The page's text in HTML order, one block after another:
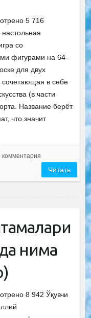
5 716
со
фигурами на 64-
для двух
сочетающая в себе
(в части
Название берёт
что значит
комментария
Читать
нима
8 942 Ўқувчи